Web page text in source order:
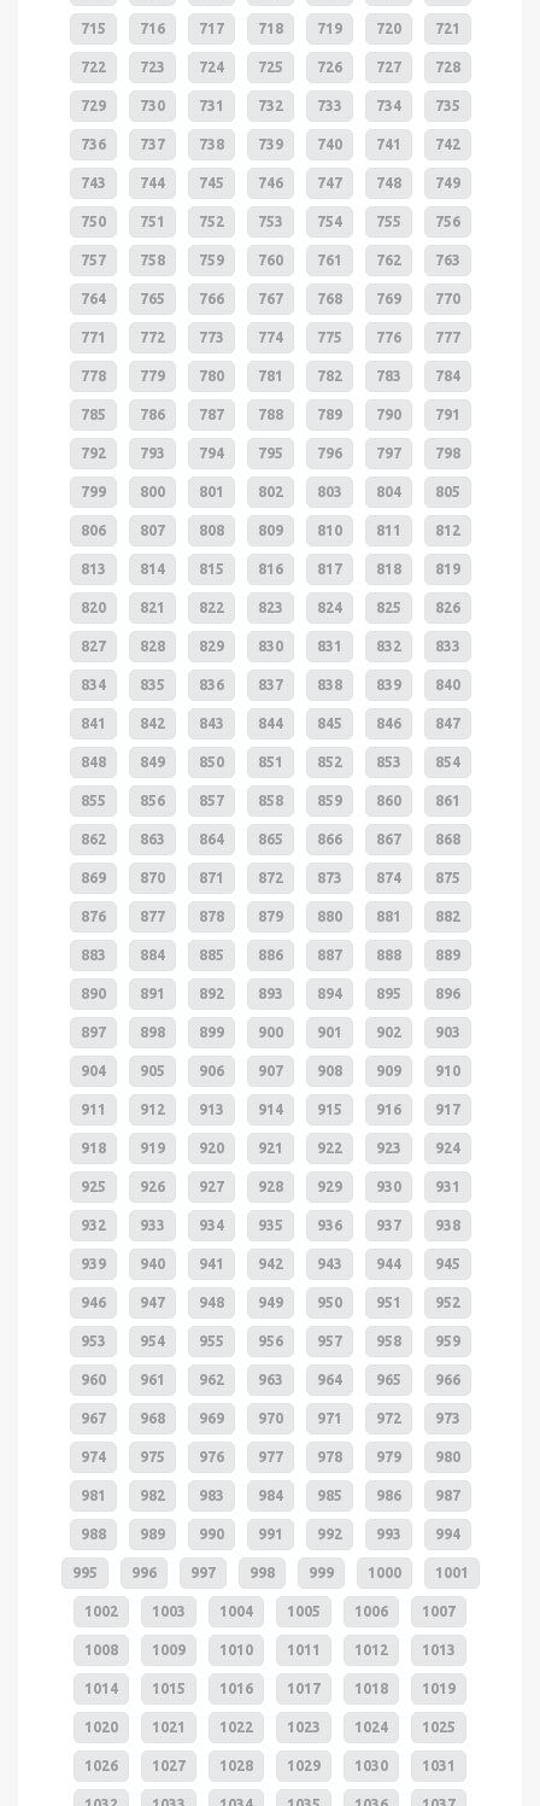
715 716 717 718 719 720 721
722 723 724 725 726 727 728
729 730 731 732 733 734 735
736 737 738 739 740 741 742
743 744 745 746 747 748 749
750 751 752 753 754 755 756
757 758 759 760 761 762 763
764 765 766 767 768 769 770
771 772 773 774 775 776 777
778 779 780 781 782 783 784
785 786 787 788 789 790 791
792 793 794 795 796 797 798
799 800 801 802 803 804 805
806 807 808 809 810 811 812
813 814 815 816 817 818 819
820 821 822 823 824 825 826
827 828 829 830 831 832 833
834 835 836 837 838 839 840
841 842 843 844 845 846 847
848 849 850 851 852 853 854
855 856 857 858 859 860 861
862 863 864 865 866 867 868
869 870 871 872 873 874 875
876 877 878 879 880 881 882
883 884 885 886 887 888 889
890 891 892 893 894 895 896
897 898 899 900 901 902 903
904 905 906 907 908 909 910
911 912 913 914 915 916 917
918 919 920 921 922 923 924
925 926 927 928 929 930 931
932 933 934 935 936 937 938
939 940 941 942 943 944 945
946 947 948 949 950 951 952
953 954 955 956 957 958 959
960 961 962 963 964 965 966
967 968 969 970 971 972 973
974 975 976 977 978 979 980
981 982 983 984 985 986 987
988 989 990 991 992 993 994
995 996 997 998 999 1000 1001
1002 1003 1004 1005 1006 1007
1008 1009 1010 1011 1012 1013
1014 1015 1016 1017 1018 1019
1020 1021 1022 1023 1024 1025
1026 1027 1028 1029 1030 1031